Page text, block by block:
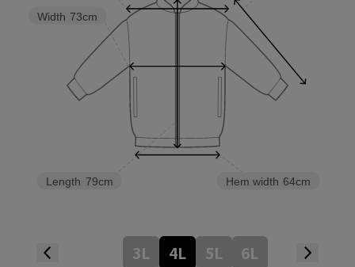
Hem width 64cm
Length 79cm
Width 73cm
3L 4L 5L 6L